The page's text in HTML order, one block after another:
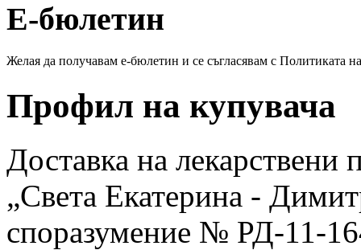
Е-бюлетин
Желая да получавам е-бюлетин и се съгласявам с Политиката
Профил на купувача
Доставка на
„Света Екатерина -
споразумение № РД-11-